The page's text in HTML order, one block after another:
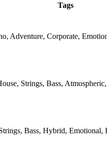
Tags
Adventure, Corporate,
Strings, Bass,
Bass, Hybrid, Emotional,